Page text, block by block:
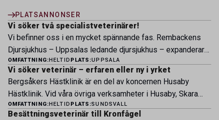
PLATSANNONSER
Vi söker två specialistveterinärer!
Vi befinner oss i en mycket spännande fas. Rembackens
Djursjukhus – Uppsalas ledande djursjukhus – expanderar
nu sin specialistverksamhet och söker legitimerade
veterinärer med specialistkompetens som vill vara med
och forma vårt nästa kapitel. Hos oss möter du ett
engagerat team, moderna faciliteter och verkliga
möjligheter att bedriva avancerad djursjukvård. Vad vi
OMFATTNING:HELTID PLATS:UPPSALA
Vi söker veterinär – erfaren eller ny i yrket
Bergsåkers Hästklinik är en del av koncernen Husaby
Hästklinik. Vid våra övriga verksamheter i Husaby, Skara
och Bjertorp jobbar idag ett 60-tal medarbetare. Om kliniken
OMFATTNING:HELTID PLATS:SUNDSVALL
Besättningsveterinär till Kronfågel